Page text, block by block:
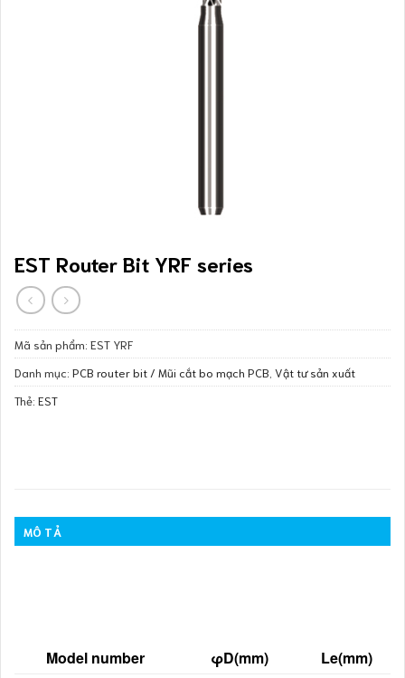
EST Router Bit YRF series
Mã sản phẩm: EST YRF
Danh mục: PCB router bit / Mũi cắt bo mạch PCB Vật tư sản xuất
Thẻ: EST
MÔ TẢ
Model number φD(mm) Le(mm)